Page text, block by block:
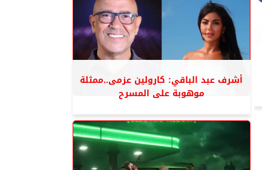
أشرف عبد الباقي: كارولين عزمى..ممثلة
موهوبة على المسرح